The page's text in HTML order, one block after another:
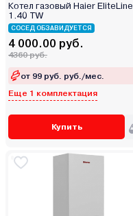
Котел газовый Haier EliteLine
1.40 TW
СОСЕД ОБЗАВИДУЕТСЯ
4 000.00 руб.
4360 руб.
от 99 руб. руб./мес.
Еще 1 комплектация
Купить